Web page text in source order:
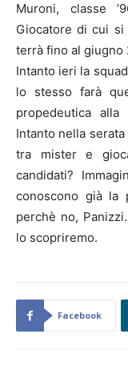
Muroni, classe
Giocatore di cui
terrà fino al giugno
Intanto ieri la
lo stesso farà
propedeutica
Intanto nella
tra mister e
candidati?
conoscono già la
perchè no,
lo scopriremo.
Facebook